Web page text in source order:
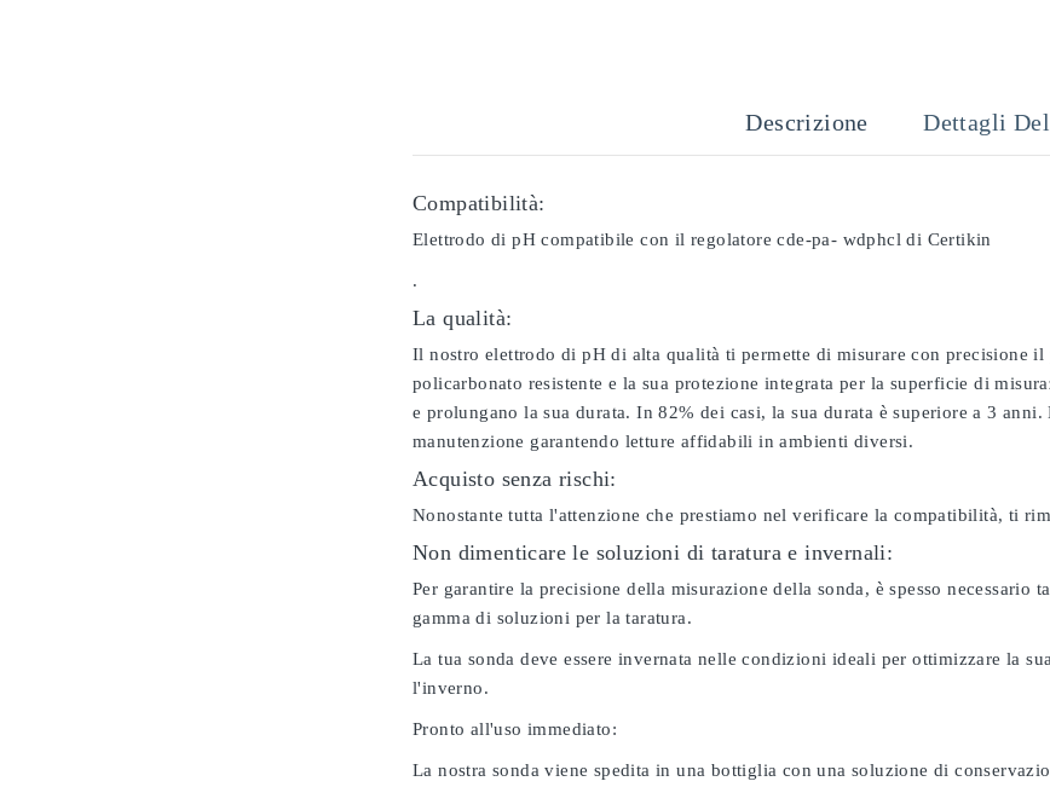
Descrizione Dettagli
Compatibilità:
Elettrodo di pH compatibile con il regolatore cde-pa- wdphcl di Certikin
.
La qualità:
Il nostro elettrodo di pH di alta qualità ti permette di misurare con precisione
policarbonato resistente e la sua protezione integrata per la superficie di
e prolungano la sua durata. In 82% dei casi, la sua durata è superiore a 3
manutenzione garantendo letture affidabili in ambienti diversi.
Acquisto senza rischi:
Nonostante tutta l'attenzione che prestiamo nel verificare la compatibilità, ti
Non dimenticare le soluzioni di taratura e invernali:
Per garantire la precisione della misurazione della sonda, è spesso necessario
gamma di soluzioni per la taratura.
La tua sonda deve essere invernata nelle condizioni ideali per ottimizzare la
l'inverno.
Pronto all'uso immediato:
La nostra sonda viene spedita in una bottiglia con una soluzione di